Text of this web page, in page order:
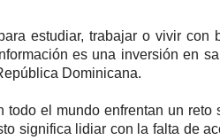
estudiar, trabajar o vivir con
es una inversión en
Dominicana.
el mundo enfrentan un reto
significa lidiar con la falta de